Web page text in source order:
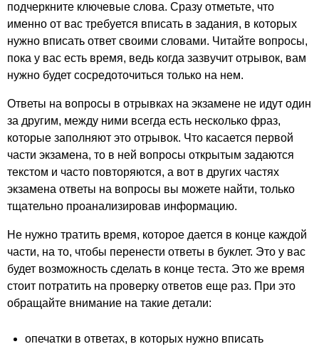
подчеркните ключевые слова. Сразу отметьте, что
именно от вас требуется вписать в задания, в которых
нужно вписать ответ своими словами. Читайте вопросы,
пока у вас есть время, ведь когда зазвучит отрывок, вам
нужно будет сосредоточиться только на нем.
Ответы на вопросы в отрывках на экзамене не идут один
за другим, между ними всегда есть несколько фраз,
которые заполняют это отрывок. Что касается первой
части экзамена, то в ней вопросы открытым задаются
текстом и часто повторяются, а вот в других частях
экзамена ответы на вопросы вы можете найти, только
тщательно проанализировав информацию.
Не нужно тратить время, которое дается в конце каждой
части, на то, чтобы перенести ответы в буклет. Это у вас
будет возможность сделать в конце теста. Это же время
стоит потратить на проверку ответов еще раз. При это
обращайте внимание на такие детали:
опечатки в ответах, в которых нужно вписать